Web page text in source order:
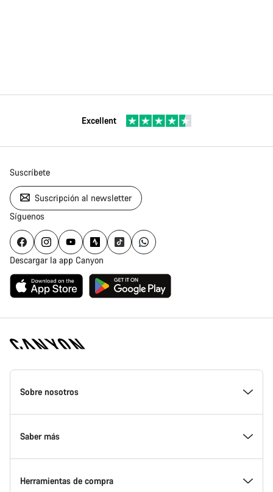
Excellent
Suscríbete
Suscripción al newsletter
Síguenos
Descargar la app Canyon
Canyon
Homepage
Sobre nosotros
Conoce Canyon
Innovación en Canyon
Saber más
Eventos
Herramientas de compra